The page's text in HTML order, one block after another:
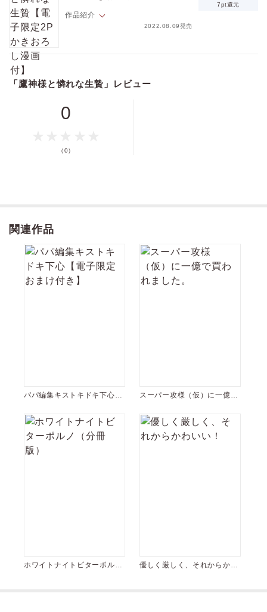
と画策し始める。
叢雲の立場を思い、強く出られない燕を追い詰めるため、
凍凪は燕の首の痣に隠された秘密まで叢雲に告げてしまい……
★雑誌掲載時のカラーを完全収録!!
★★電子のみで楽しめるスペシャル修正仕様★★
作品紹介
2022.08.09発売
7pt還元
足が不自由な累は、村の飢饉を救うため、
幼い妹を残し生贄になることに。
死後の世界で土地神・叢雲に雨を降らせるよう談判する累だが、
叢雲は望みを拒むばかりか、累を乱暴に抱いてくる。
累を傷つけながらも苦しそうに懇願する叢雲に、累はその本心を知りた
いと思い始め…。
甘く切なく、魂輝く救済愛
「鷹神様と憐れな生贄」レビュー
0
（0）
関連作品
パパ編集キストキドキ下心
スーパー攻様（仮）に一億で
ホワイトナイトビターポルノ
優しく厳しく、それからかわ
ポイントを消費して購入するにはログイン・会員登録が必要です
ログイン